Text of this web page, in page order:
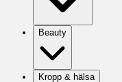
Beauty
Kropp & hälsa